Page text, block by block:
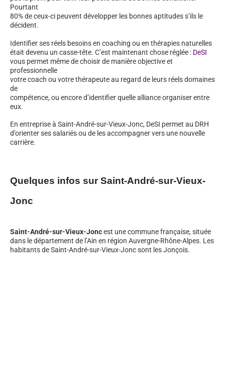
Pourtant
80% de ceux-ci peuvent développer les bonnes aptitudes s’ils le
décident.
Identifier ses réels besoins en coaching ou en thérapies naturelles
était devenu un casse-tête. C’est maintenant chose réglée : DeSI
vous permet même de choisir de manière objective et
professionnelle
votre coach ou votre thérapeute au regard de leurs réels domaines
de
compétence, ou encore d’identifier quelle alliance organiser entre
eux.
En entreprise à Saint-André-sur-Vieux-Jonc, DeSI permet au DRH
d’orienter ses salariés ou de les accompagner vers une nouvelle
carrière.
Quelques infos sur Saint-André-sur-Vieux-
Jonc
Saint-André-sur-Vieux-Joncest une commune française, située
dans le département de l’Ain en région Auvergne-Rhône-Alpes. Les
habitants de Saint-André-sur-Vieux-Jonc sont les Jonçois.